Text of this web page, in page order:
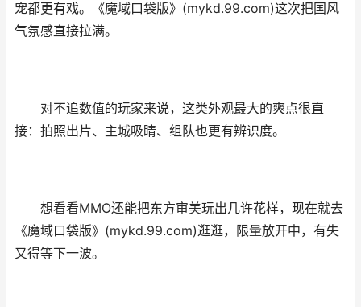
宠都更有戏。《魔域口袋版》(mykd.99.com)这次把国风
气氛感直接拉满。
对不追数值的玩家来说，这类外观最大的爽点很直
接：拍照出片、主城吸睛、组队也更有辨识度。
想看看MMO还能把东方审美玩出几许花样，现在就去
《魔域口袋版》(mykd.99.com)逛逛，限量放开中，有失
又得等下一波。